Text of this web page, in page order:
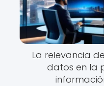
La relevancia
datos en la